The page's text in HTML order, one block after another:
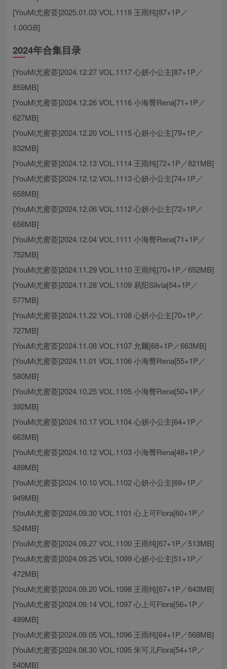
[YouMi尤蜜荟]2025.01.03 VOL.1118 王雨纯[87+1P／
1.00GB]
2024年合集目录
[YouMi尤蜜荟]2024.12.27 VOL.1117 心妍小公主[87+1P／
859MB]
[YouMi尤蜜荟]2024.12.26 VOL.1116 小海臀Rena[71+1P／
627MB]
[YouMi尤蜜荟]2024.12.20 VOL.1115 心妍小公主[79+1P／
832MB]
[YouMi尤蜜荟]2024.12.13 VOL.1114 王雨纯[72+1P／821MB]
[YouMi尤蜜荟]2024.12.12 VOL.1113 心妍小公主[74+1P／
658MB]
[YouMi尤蜜荟]2024.12.06 VOL.1112 心妍小公主[72+1P／
658MB]
[YouMi尤蜜荟]2024.12.04 VOL.1111 小海臀Rena[71+1P／
752MB]
[YouMi尤蜜荟]2024.11.29 VOL.1110 王雨纯[70+1P／652MB]
[YouMi尤蜜荟]2024.11.28 VOL.1109 易阳Silvia[54+1P／
577MB]
[YouMi尤蜜荟]2024.11.22 VOL.1108 心妍小公主[70+1P／
727MB]
[YouMi尤蜜荟]2024.11.08 VOL.1107 允爾[68+1P／663MB]
[YouMi尤蜜荟]2024.11.01 VOL.1106 小海臀Rena[55+1P／
580MB]
[YouMi尤蜜荟]2024.10.25 VOL.1105 小海臀Rena[50+1P／
392MB]
[YouMi尤蜜荟]2024.10.17 VOL.1104 心妍小公主[64+1P／
663MB]
[YouMi尤蜜荟]2024.10.12 VOL.1103 小海臀Rena[48+1P／
489MB]
[YouMi尤蜜荟]2024.10.10 VOL.1102 心妍小公主[69+1P／
949MB]
[YouMi尤蜜荟]2024.09.30 VOL.1101 心上可Flora[60+1P／
524MB]
[YouMi尤蜜荟]2024.09.27 VOL.1100 王雨纯[67+1P／513MB]
[YouMi尤蜜荟]2024.09.25 VOL.1099 心妍小公主[51+1P／
472MB]
[YouMi尤蜜荟]2024.09.20 VOL.1098 王雨纯[67+1P／643MB]
[YouMi尤蜜荟]2024.09.14 VOL.1097 心上可Flora[56+1P／
499MB]
[YouMi尤蜜荟]2024.09.05 VOL.1096 王雨纯[64+1P／568MB]
[YouMi尤蜜荟]2024.08.30 VOL.1095 朱可儿Flora[54+1P／
540MB]